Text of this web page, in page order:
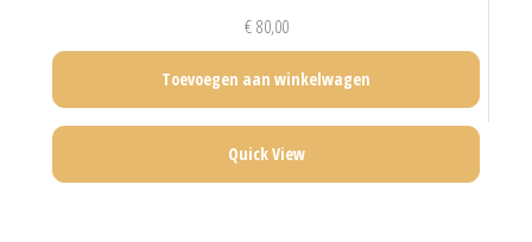
€80,00
Toevoegen aan winkelwagen
Quick View